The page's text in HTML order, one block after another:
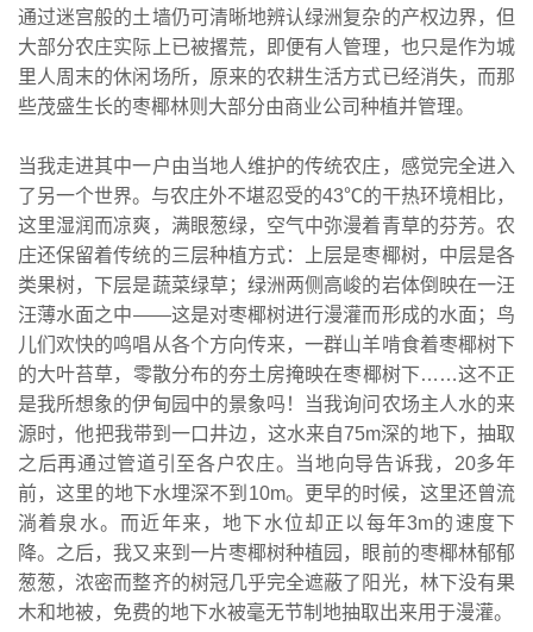
通过迷宫般的土墙仍可清晰地辨认绿洲复杂的产权边界，但
大部分农庄实际上已被撂荒，即便有人管理，也只是作为城
里人周末的休闲场所，原来的农耕生活方式已经消失，而那
些茂盛生长的枣椰林则大部分由商业公司种植并管理。
当我走进其中一户由当地人维护的传统农庄，感觉完全进入
了另一个世界。与农庄外不堪忍受的43℃的干热环境相比，
这里湿润而凉爽，满眼葱绿，空气中弥漫着青草的芬芳。农
庄还保留着传统的三层种植方式：上层是枣椰树，中层是各
类果树，下层是蔬菜绿草；绿洲两侧高峻的岩体倒映在一汪
汪薄水面之中——这是对枣椰树进行漫灌而形成的水面；鸟
儿们欢快的鸣唱从各个方向传来，一群山羊啃食着枣椰树下
的大叶苔草，零散分布的夯土房掩映在枣椰树下……这不正
是我所想象的伊甸园中的景象吗！当我询问农场主人水的来
源时，他把我带到一口井边，这水来自75m深的地下，抽取
之后再通过管道引至各户农庄。当地向导告诉我，20多年
前，这里的地下水埋深不到10m。更早的时候，这里还曾流
淌着泉水。而近年来，地下水位却正以每年3m的速度下
降。之后，我又来到一片枣椰树种植园，眼前的枣椰林郁郁
葱葱，浓密而整齐的树冠几乎完全遮蔽了阳光，林下没有果
木和地被，免费的地下水被毫无节制地抽取出来用于漫灌。